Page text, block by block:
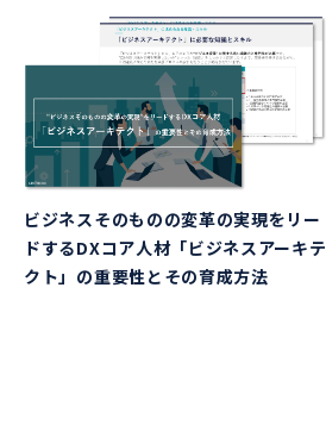
ビジネスそのものの変革の実現をリー
ドするDXコア人材「ビジネスアーキテ
クト」の重要性とその育成方法